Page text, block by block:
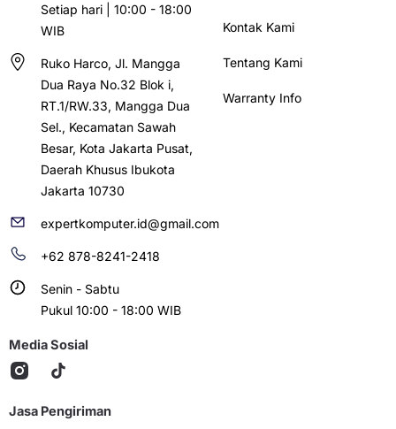
Setiap hari | 10:00 - 18:00
WIB
Ruko Harco, Jl. Mangga
Dua Raya No.32 Blok i,
RT.1/RW.33, Mangga Dua
Sel., Kecamatan Sawah
Besar, Kota Jakarta Pusat,
Daerah Khusus Ibukota
Jakarta 10730
expertkomputer.id@gmail.com
+62 878-8241-2418
Senin - Sabtu
Pukul 10:00 - 18:00 WIB
Kontak Kami
Tentang Kami
Warranty Info
Media Sosial
Jasa Pengiriman